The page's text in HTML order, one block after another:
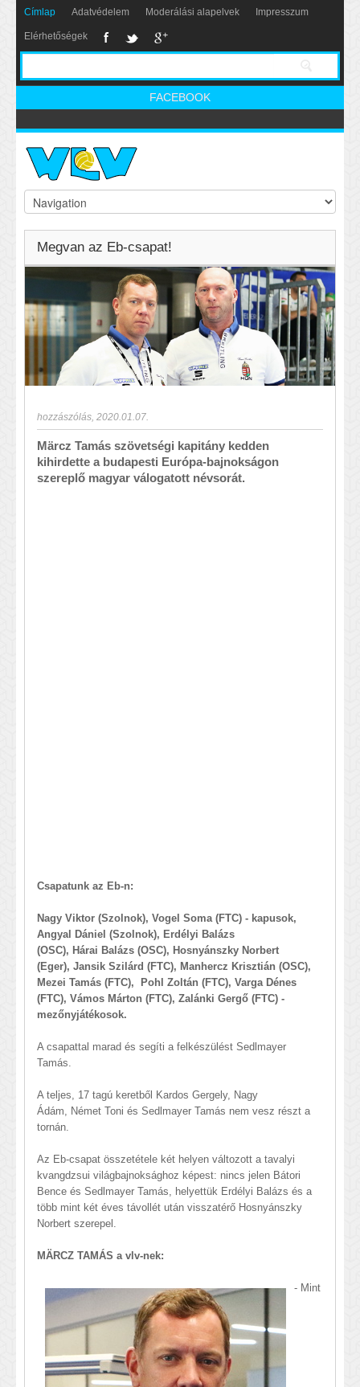
Címlap Adatvédelem Moderálási alapelvek Impresszum
Elérhetőségek
FACEBOOK
Megvan az Eb-csapat!
hozzászólás 2020.01.07.
Märcz Tamás szövetségi kapitány kedden
kihirdette a budapesti Európa-bajnokságon
szereplő magyar válogatott névsorát.
Csapatunk az Eb-n:
Nagy Viktor (Szolnok), Vogel Soma (FTC) - kapusok,
Angyal Dániel (Szolnok), Erdélyi Balázs
(OSC), Hárai Balázs (OSC), Hosnyánszky Norbert
(Eger), Jansik Szilárd (FTC), Manhercz Krisztián (OSC),
Mezei Tamás (FTC), Pohl Zoltán (FTC), Varga Dénes
(FTC), Vámos Márton (FTC), Zalánki Gergő (FTC) -
mezőnyjátékosok.
A csapattal marad és segíti a felkészülést Sedlmayer
Tamás.
A teljes, 17 tagú keretből Kardos Gergely, Nagy
Ádám, Német Toni és Sedlmayer Tamás nem vesz részt a
tornán.
Az Eb-csapat összetétele két helyen változott a tavalyi
kvangdzsui világbajnoksághoz képest: nincs jelen Bátori
Bence és Sedlmayer Tamás, helyettük Erdélyi Balázs és a
több mint két éves távollét után visszatérő Hosnyánszky
Norbert szerepel.
MÄRCZ TAMÁS a vlv-nek:
- Mint